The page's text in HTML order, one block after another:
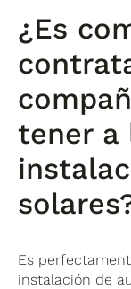
¿Es
tener a
Es
instalación de